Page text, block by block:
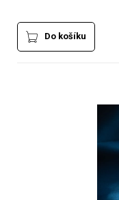
Do košíku